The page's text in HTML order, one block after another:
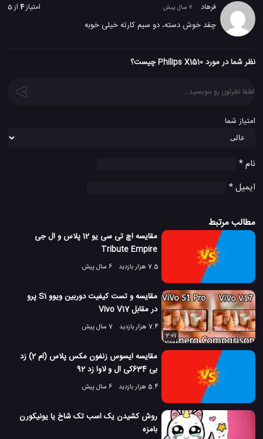
امتیاز4 از 5 فرهاد 7 سال پیش
چقد خوش دسته، دو سیم کارته خیلی خوبه
نظر شما در مورد Philips X1510 چیست؟
امتیاز شما
نام*
ایمیل*
مطالب مرتبط
مقایسه اچ تی سی یو 12 پلاس و ال جی
Tribute Empire
7.5 هزار بازدید 6 سال پیش
مقایسه و تست کیفیت دوربین ویوو S1 پرو
در مقابل Vivo V17
7.4 هزار بازدید
7 سال پیش
2:01
مقایسه ایسوس زنفون مکس پلاس (ام 2) زد
بی 634کی ال و لاوا زد 92
5.4 هزار بازدید 6 سال پیش
روش کشیدن یک اسب تک شاخ یا یونیکورن
بامزه